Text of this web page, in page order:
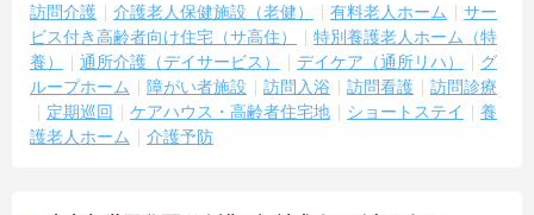
訪問介護 介護老人保健施設（老健） 有料老人ホーム
サー
ビス付き高齢者向け住宅（サ高住）
特別養護老人ホーム（特
養）
通所介護（デイサービス） デイケア（通所リハ）
グ
ループホーム
障がい者施設 訪問入浴 訪問看護
訪問診療
定期巡回
ケアハウス・高齢者住宅地 ショートステイ
養
護老人ホーム
介護予防